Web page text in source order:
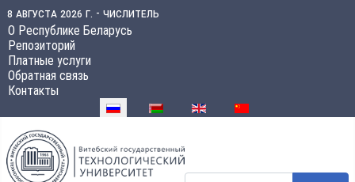
8 августа 2026 г. - числитель
О Республике Беларусь
Репозиторий
Платные услуги
Обратная связь
Контакты
Выберите язык